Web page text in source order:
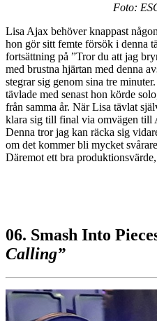
Foto:
Lisa Ajax behöver knappast
hon gör sitt femte försök i denna
fortsättning på ”Tror du att jag
med brustna hjärtan med denna
stegrar sig genom sina tre
tävlade med senast hon körde
från samma år. När Lisa tävlat
klara sig till final via omvägen till
Denna tror jag kan räcka sig
om det kommer bli mycket
Däremot ett bra
06. Smash Into
Calling”